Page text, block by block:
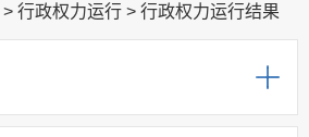
> 行政权力运行 > 行政权力运行结果